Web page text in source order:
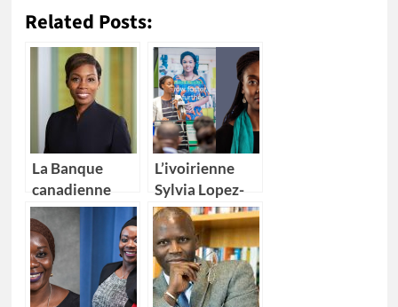
Related Posts:
La Banque
canadienne
impériale de
commerce
(CIBC) nomme
Kikelomo
Lawal comme
L’ivoirienne
Sylvia Lopez-
Ekra nommée
coordonnatrice
résidente des
Nations Unies
au Maroc